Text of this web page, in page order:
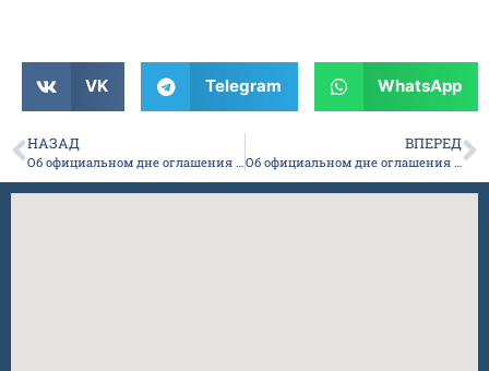
VK Telegram WhatsApp
НАЗАД ВПЕРЕД